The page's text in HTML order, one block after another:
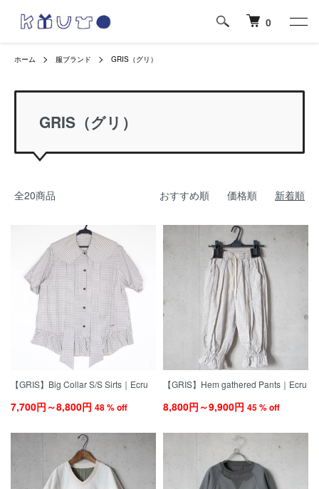
0
ホーム 服ブランド GRIS（グリ）
GRIS（グリ）
全20商品 おすすめ順 価格順 新着順
【GRIS】Big Collar S/S Sirts｜Ecru
7,700円～8,800円 48 % off
【GRIS】Hem gathered Pants｜Ecru
8,800円～9,900円 45 % off